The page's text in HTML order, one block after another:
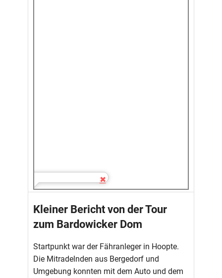
Kleiner Bericht von der Tour
zum Bardowicker Dom
Startpunkt war der Fähranleger in Hoopte.
Die Mitradelnden aus Bergedorf und
Umgebung konnten mit dem Auto und dem